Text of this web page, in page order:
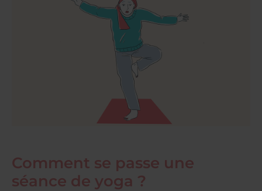
Comment se passe une
séance de yoga ?